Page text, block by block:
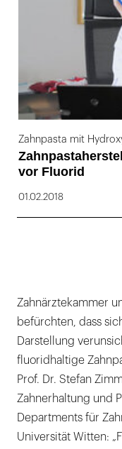
Zahnpasta mit
vor Fluorid
01.02.2018
Zahnärztekammer
befürchten, dass
Darstellung
fluoridhaltige
Prof. Dr. Stefan
Zahnerhaltung und
Departments für
Universität Witten: